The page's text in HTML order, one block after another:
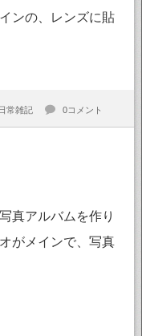
ンの、レンズに貼
日常雑記 0コメント
真アルバムを作り
がメインで、写真